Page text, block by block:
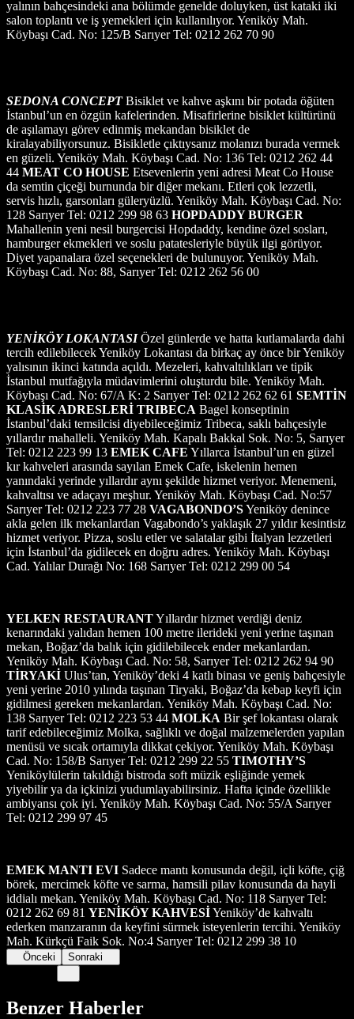
yalının bahçesindeki ana bölümde genelde doluyken, üst kataki iki
salon toplantı ve iş yemekleri için kullanılıyor. Yeniköy Mah.
Köybaşı Cad. No: 125/B Sarıyer Tel: 0212 262 70 90
SEDONA CONCEPTBisiklet ve kahve aşkını bir potada öğüten
İstanbul’un en özgün kafelerinden. Misafirlerine bisiklet kültürünü
de aşılamayı görev edinmiş mekandan bisiklet de
kiralayabiliyorsunuz. Bisikletle çıktıysanız molanızı burada vermek
en güzeli. Yeniköy Mah. Köybaşı Cad. No: 136 Tel: 0212 262 44
44 MEAT CO HOUSE Etsevenlerin yeni adresi Meat Co House
da semtin çiçeği burnunda bir diğer mekanı. Etleri çok lezzetli,
servis hızlı, garsonları güleryüzlü. Yeniköy Mah. Köybaşı Cad. No:
128 Sarıyer Tel: 0212 299 98 63 HOPDADDY BURGER
Mahallenin yeni nesil burgercisi Hopdaddy, kendine özel sosları,
hamburger ekmekleri ve soslu patatesleriyle büyük ilgi görüyor.
Diyet yapanalara özel seçenekleri de bulunuyor. Yeniköy Mah.
Köybaşı Cad. No: 88, Sarıyer Tel: 0212 262 56 00
YENİKÖY LOKANTASIÖzel günlerde ve hatta kutlamalarda dahi
tercih edilebilecek Yeniköy Lokantası da birkaç ay önce bir Yeniköy
yalısının ikinci katında açıldı. Mezeleri, kahvaltılıkları ve tipik
İstanbul mutfağıyla müdavimlerini oluşturdu bile. Yeniköy Mah.
Köybaşı Cad. No: 67/A K: 2 Sarıyer Tel: 0212 262 62 61 SEMTİN
KLASİK ADRESLERİ TRIBECA Bagel konseptinin
İstanbul’daki temsilcisi diyebileceğimiz Tribeca, saklı bahçesiyle
yıllardır mahalleli. Yeniköy Mah. Kapalı Bakkal Sok. No: 5, Sarıyer
Tel: 0212 223 99 13 EMEK CAFE Yıllarca İstanbul’un en güzel
kır kahveleri arasında sayılan Emek Cafe, iskelenin hemen
yanındaki yerinde yıllardır aynı şekilde hizmet veriyor. Menemeni,
kahvaltısı ve adaçayı meşhur. Yeniköy Mah. Köybaşı Cad. No:57
Sarıyer Tel: 0212 223 77 28 VAGABONDO’SYeniköy denince
akla gelen ilk mekanlardan Vagabondo’s yaklaşık 27 yıldır kesintisiz
hizmet veriyor. Pizza, soslu etler ve salatalar gibi İtalyan lezzetleri
için İstanbul’da gidilecek en doğru adres. Yeniköy Mah. Köybaşı
Cad. Yalılar Durağı No: 168 Sarıyer Tel: 0212 299 00 54
YELKEN RESTAURANTYıllardır hizmet verdiği deniz
kenarındaki yalıdan hemen 100 metre ilerideki yeni yerine taşınan
mekan, Boğaz’da balık için gidilebilecek ender mekanlardan.
Yeniköy Mah. Köybaşı Cad. No: 58, Sarıyer Tel: 0212 262 94 90
TİRYAKİ Ulus’tan, Yeniköy’deki 4 katlı binası ve geniş bahçesiyle
yeni yerine 2010 yılında taşınan Tiryaki, Boğaz’da kebap keyfi için
gidilmesi gereken mekanlardan. Yeniköy Mah. Köybaşı Cad. No:
138 Sarıyer Tel: 0212 223 53 44 MOLKA Bir şef lokantası olarak
tarif edebileceğimiz Molka, sağlıklı ve doğal malzemelerden yapılan
menüsü ve sıcak ortamıyla dikkat çekiyor. Yeniköy Mah. Köybaşı
Cad. No: 158/B Sarıyer Tel: 0212 299 22 55 TIMOTHY’S
Yeniköylülerin takıldığı bistroda soft müzik eşliğinde yemek
yiyebilir ya da içkinizi yudumlayabilirsiniz. Hafta içinde özellikle
ambiyansı çok iyi. Yeniköy Mah. Köybaşı Cad. No: 55/A Sarıyer
Tel: 0212 299 97 45
EMEK MANTI EVI Sadece mantı konusunda değil, içli köfte, çiğ
börek, mercimek köfte ve sarma, hamsili pilav konusunda da hayli
iddialı mekan. Yeniköy Mah. Köybaşı Cad. No: 118 Sarıyer Tel:
0212 262 69 81 YENİKÖY KAHVESİYeniköy’de kahvaltı
ederken manzaranın da keyfini sürmek isteyenlerin tercihi. Yeniköy
Mah. Kürkçü Faik Sok. No:4 Sarıyer Tel: 0212 299 38 10
Önceki Sonraki
Benzer Haberler